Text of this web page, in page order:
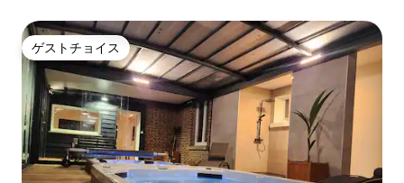
ゲストチョイス
ゲストチョイス